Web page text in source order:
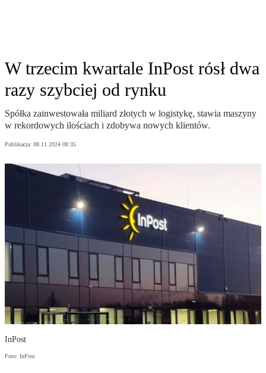
W trzecim kwartale InPost rósł dwa
razy szybciej od rynku
Spółka zainwestowała miliard złotych w logistykę, stawia maszyny
w rekordowych ilościach i zdobywa nowych klientów.
Publikacja: 08.11.2024 08:35
InPost
Foto: InPost